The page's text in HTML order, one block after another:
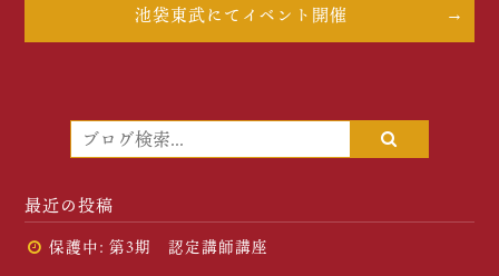
池袋東武にてイベント開催
最近の投稿
保護中: 第3期 認定講師講座